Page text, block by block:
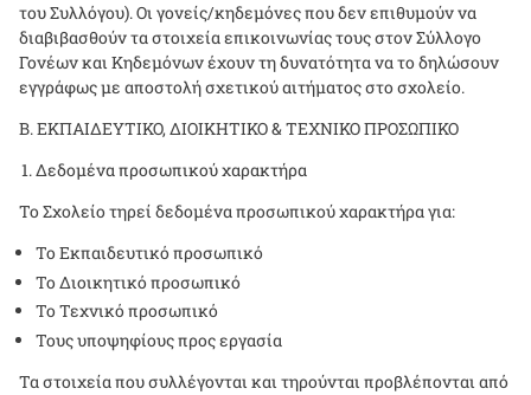
του Συλλόγου). Οι γονείς/κηδεμόνες που δεν επιθυμούν να
διαβιβασθούν τα στοιχεία επικοινωνίας τους στον Σύλλογο
Γονέων και Κηδεμόνων έχουν τη δυνατότητα να το δηλώσουν
εγγράφως με αποστολή σχετικού αιτήματος στο σχολείο.
Β. ΕΚΠΑΙΔΕΥΤΙΚΟ, ΔΙΟΙΚΗΤΙΚΟ & ΤΕΧΝΙΚΟ ΠΡΟΣΩΠΙΚΟ
Δεδομένα προσωπικού χαρακτήρα
Το Σχολείο τηρεί δεδομένα προσωπικού χαρακτήρα για:
Το Εκπαιδευτικό προσωπικό
Το Διοικητικό προσωπικό
Το Τεχνικό προσωπικό
Τους υποψηφίους προς εργασία
Τα στοιχεία που συλλέγονται και τηρούνται προβλέπονται από